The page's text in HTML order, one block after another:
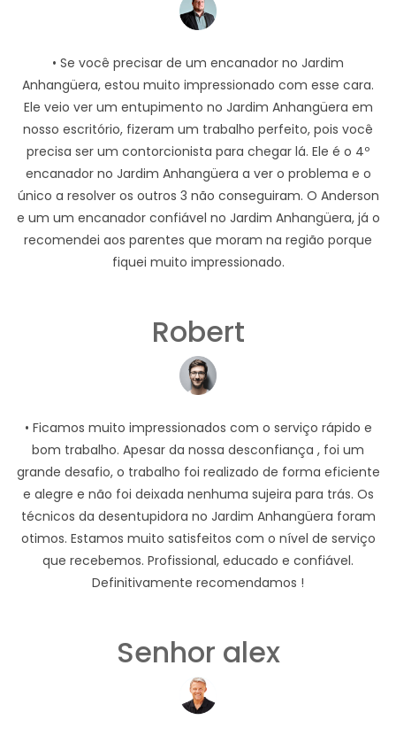
• Se você precisar de um encanador no Jardim
Anhangüera, estou muito impressionado com esse cara.
Ele veio ver um entupimento no Jardim Anhangüera em
nosso escritório, fizeram um trabalho perfeito, pois você
precisa ser um contorcionista para chegar lá. Ele é o 4º
encanador no Jardim Anhangüera a ver o problema e o
único a resolver os outros 3 não conseguiram. O Anderson
e um um encanador confiável no Jardim Anhangüera, já o
recomendei aos parentes que moram na região porque
fiquei muito impressionado.
Robert
• Ficamos muito impressionados com o serviço rápido e
bom trabalho. Apesar da nossa desconfiança , foi um
grande desafio, o trabalho foi realizado de forma eficiente
e alegre e não foi deixada nenhuma sujeira para trás. Os
técnicos da desentupidora no Jardim Anhangüera foram
otimos. Estamos muito satisfeitos com o nível de serviço
que recebemos. Profissional, educado e confiável.
Definitivamente recomendamos !
Senhor alex